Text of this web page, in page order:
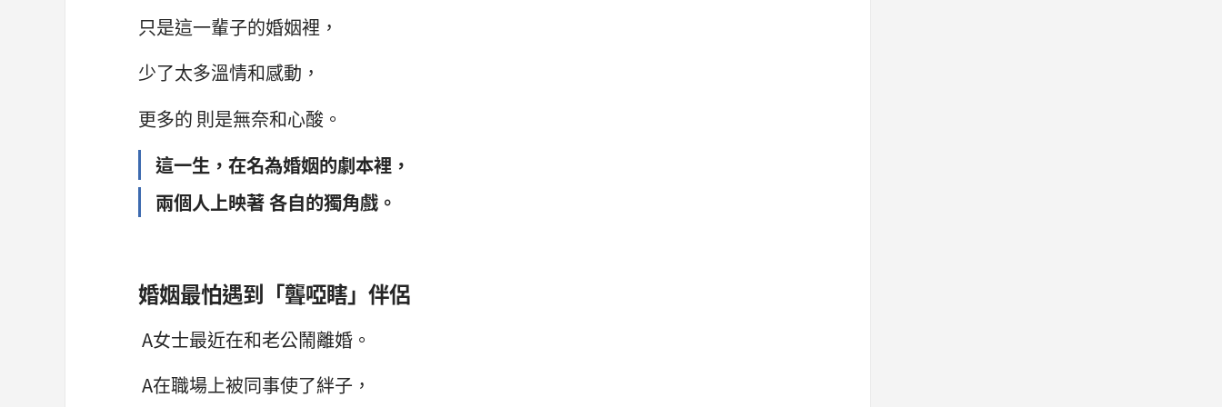
只是這一輩子的婚姻裡，
少了太多溫情和感動，
更多的 則是無奈和心酸。
這一生，在名為婚姻的劇本裡，
兩個人上映著 各自的獨角戲。
婚姻最怕遇到「聾啞瞎」伴侶
A女士最近在和老公鬧離婚。
A在職場上被同事使了絆子，